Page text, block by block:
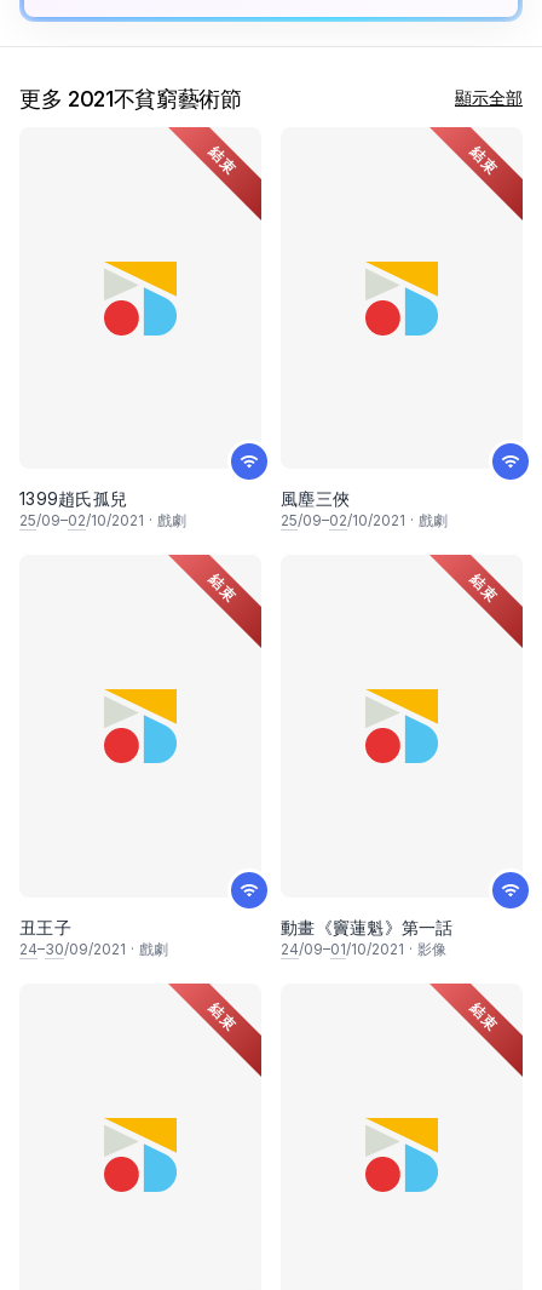
更多 2021不貧窮藝術節 顯示全部
結束
1399趙氏孤兒
25/09–02/10/2021 · 戲劇
結束
風塵三俠
25/09–02/10/2021 · 戲劇
結束
丑王子
24–30/09/2021 · 戲劇
結束
動畫《竇蓮魁》第一話
24/09–01/10/2021 · 影像
結束 結束